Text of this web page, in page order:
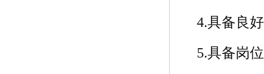
4.具备良
5.具备岗